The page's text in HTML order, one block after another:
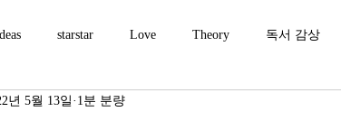
starstar Love Theory 독서 감상
년 5월 13일 1분 분량